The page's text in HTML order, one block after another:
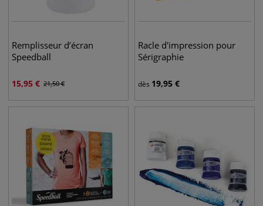
Remplisseur d’écran
Speedball
15,95 € 21,50€
Racle d'impression pour
Sérigraphie
dès 19,95 €